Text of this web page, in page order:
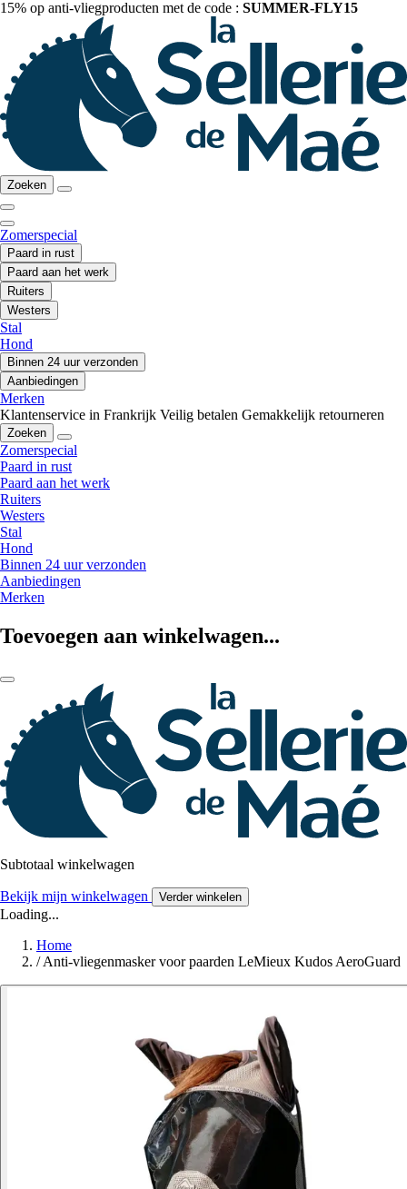
15% op anti-vliegproducten met de code : SUMMER-FLY15
Zoeken
Zomerspecial
Paard in rust
Paard aan het werk
Ruiters
Westers
Stal
Hond
Binnen 24 uur verzonden
Aanbiedingen
Merken
Klantenservice in Frankrijk Veilig betalen Gemakkelijk retourneren
Zoeken
Zomerspecial
Paard in rust
Paard aan het werk
Ruiters
Westers
Stal
Hond
Binnen 24 uur verzonden
Aanbiedingen
Merken
Toevoegen aan winkelwagen...
Subtotaal winkelwagen
Bekijk mijn winkelwagen Verder winkelen
Loading...
Home
/ Anti-vliegenmasker voor paarden LeMieux Kudos AeroGuard